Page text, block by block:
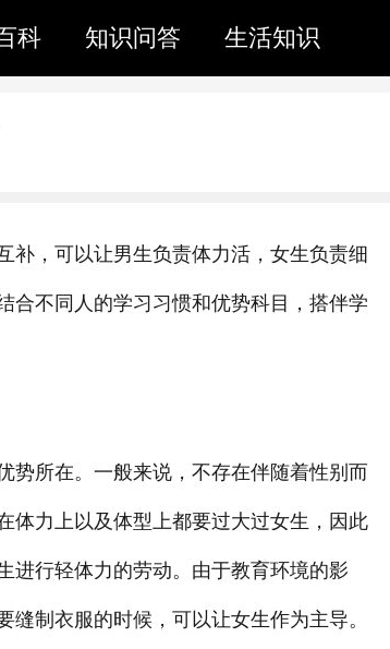
科 知识问答 生活知识
补，可以让男生负责体力活，女生负责细
合不同人的学习习惯和优势科目，搭伴学
势所在。一般来说，不存在伴随着性别而
体力上以及体型上都要过大过女生，因此
进行轻体力的劳动。由于教育环境的影
制衣服的时候，可以让女生作为主导。